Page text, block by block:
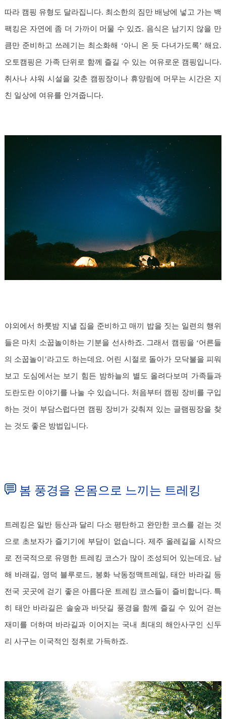
따라 캠핑 유형도 달라집니다. 최소한의 짐만 배낭에 넣고 가는 백
팩킹은 자연에 좀 더 가까이 머물 수 있죠. 음식은 남기지 않을 만
큼만 준비하고 쓰레기는 최소화해 ‘아니 온 듯 다녀가도록’ 해요.
오토캠핑은 가족 단위로 함께 즐길 수 있는 여유로운 캠핑입니다.
취사나 샤워 시설을 갖춘 캠핑장이나 휴양림에 머무는 시간은 지
친 일상에 여유를 안겨줍니다.
야외에서 하룻밤 지낼 집을 준비하고 매끼 밥을 짓는 일련의 행위
들은 마치 소꿉놀이하는 기분을 선사하죠. 그래서 캠핑을 ‘어른들
의 소꿉놀이’라고도 하는데요. 어린 시절로 돌아가 모닥불을 피워
보고 도심에서는 보기 힘든 밤하늘의 별도 올려다보며 가족들과
도란도란 이야기를 나눌 수 있습니다. 처음부터 캠핑 장비를 구입
하는 것이 부담스럽다면 캠핑 장비가 갖춰져 있는 글램핑장을 찾
는 것도 좋은 방법입니다.
봄 풍경을 온몸으로 느끼는 트레킹
트레킹은 일반 등산과 달리 다소 평탄하고 완만한 코스를 걷는 것
으로 초보자가 즐기기에 부담이 없습니다. 제주 올레길을 시작으
로 전국적으로 유명한 트레킹 코스가 많이 조성되어 있는데요. 남
해 바래길, 영덕 블루로드, 봉화 낙동정맥트레일, 태안 바라길 등
전국 곳곳에 걷기 좋은 아름다운 트레킹 코스들이 즐비합니다. 특
히 태안 바라길은 솔숲과 바닷길 풍경을 함께 즐길 수 있어 걷는
재미를 더하며 바라길과 이어지는 국내 최대의 해안사구인 신두
리 사구는 이국적인 정취로 가득하죠.